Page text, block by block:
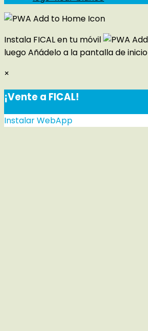
Instala FICAL en tu móvil
luegoAñádelo a la pantalla de inicio
×
¡Vente a FICAL!
Instalar WebApp